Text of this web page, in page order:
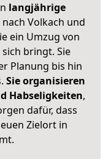
langjährige
Volkach und
ein Umzug von
bringt. Sie
Planung bis hin
Sie organisieren
Habseligkeiten,
dafür, dass
Zielort in